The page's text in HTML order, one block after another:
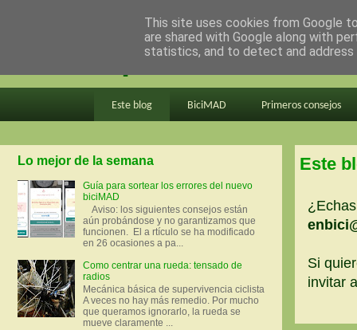
en bici por madrid
Este blog BiciMAD Primeros consejos
Este
Si
invitar
Lo mejor de la semana
Guía para sortear los errores del nuevo
biciMAD
Aviso: los siguientes consejos están
aún probándose y no garantizamos que
funcionen. El a rtículo se ha modificado
en 26 ocasiones a pa...
Como centrar una rueda: tensado de
radios
Mecánica básica de supervivencia ciclista
A veces no hay más remedio. Por mucho
que queramos ignorarlo, la rueda se
mueve claramente ...
This site uses cookies from Google
are shared with Google along with
statistics, and to detect and address